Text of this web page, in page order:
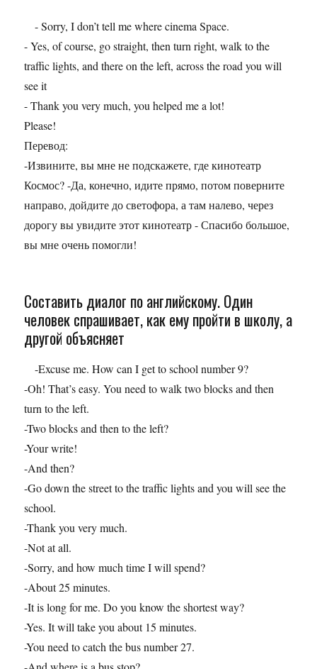
- Sorry, I don’t tell me where cinema Space.
- Yes, of course, go straight, then turn right, walk to the
traffic lights, and there on the left, across the road you will
see it
- Thank you very much, you helped me a lot!
Please!
Перевод:
-Извините, вы мне не подскажете, где кинотеатр
Космос? -Да, конечно, идите прямо, потом поверните
направо, дойдите до светофора, а там налево, через
дорогу вы увидите этот кинотеатр - Спасибо большое,
вы мне очень помогли!
Составить диалог по английскому. Один
человек спрашивает, как ему пройти в школу, а
другой объясняет
-Excuse me. How can I get to school number 9?
-Oh! That’s easy. You need to walk two blocks and then
turn to the left.
-Two blocks and then to the left?
-Your write!
-And then?
-Go down the street to the traffic lights and you will see the
school.
-Thank you very much.
-Not at all.
-Sorry, and how much time I will spend?
-About 25 minutes.
-It is long for me. Do you know the shortest way?
-Yes. It will take you about 15 minutes.
-You need to catch the bus number 27.